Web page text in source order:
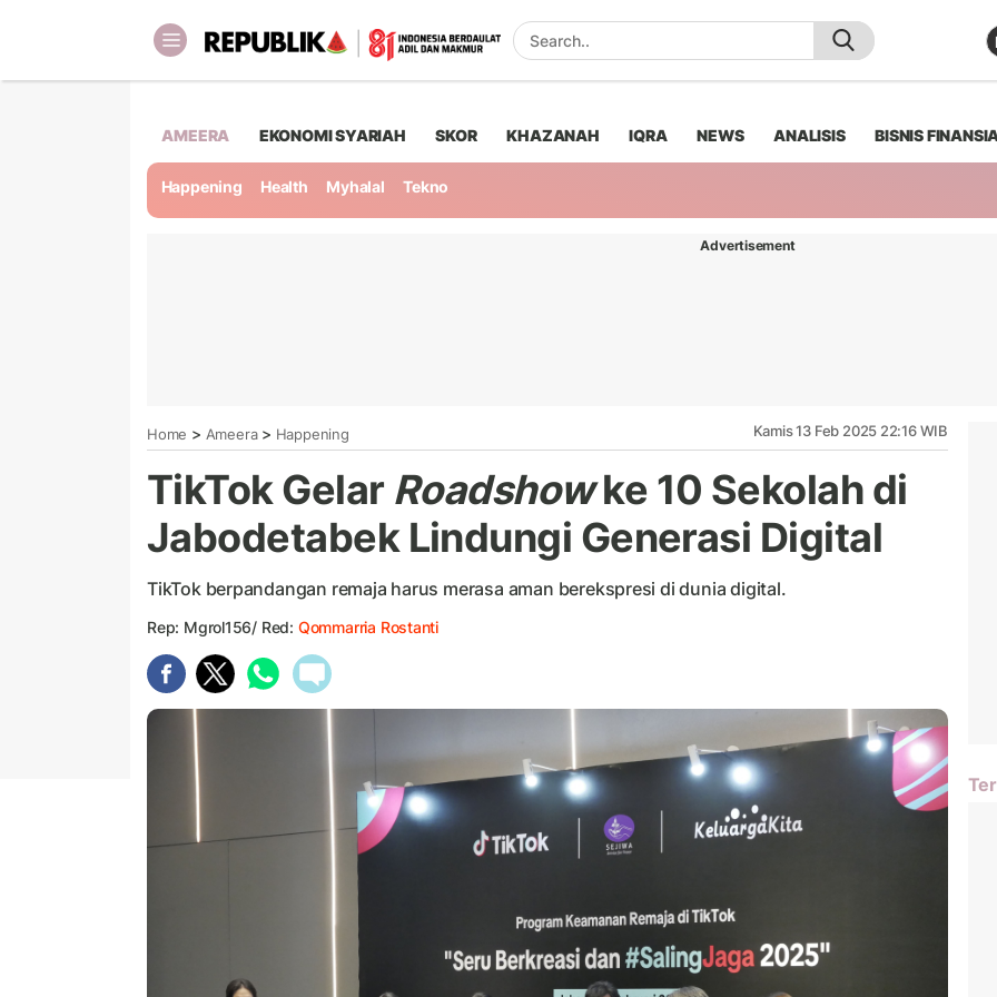
AMEERA EKONOMI SYARIAH SKOR KHAZANAH IQRA NEWS ANALISIS BISNIS
Happening Health Myhalal Tekno
Advertisement
Home > Ameera> Happening Kamis 13 Feb 2025 22:16 WIB
TikTok Gelar Roadshowke 10 Sekolah di
Jabodetabek Lindungi Generasi Digital
TikTok berpandangan remaja harus merasa aman berekspresi di dunia digital.
Rep: Mgrol156/ Red: Qommarria Rostanti